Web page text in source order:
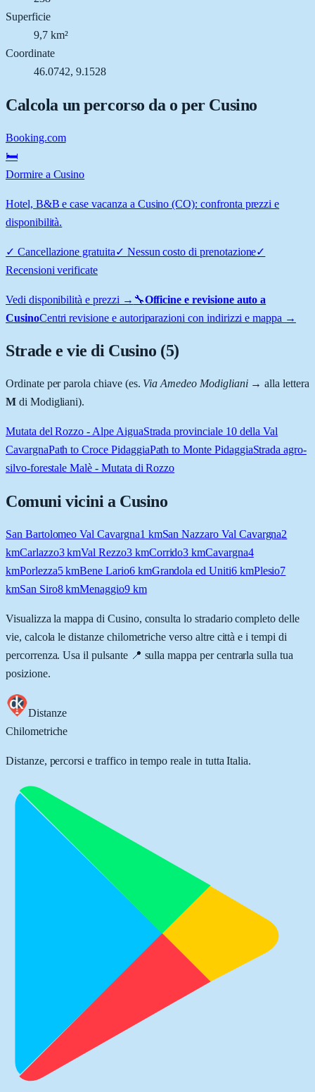
Superficie
9,7 km²
Coordinate
46.0742, 9.1528
Calcola un percorso da o per Cusino
Booking.com
🛏️
Dormire a Cusino
Hotel, B&B e case vacanza a Cusino (CO): confronta prezzi e
disponibilità.
✓ Cancellazione gratuita✓ Nessun costo di prenotazione✓
Recensioni verificate
Vedi disponibilità e prezzi → 🔧Officine e revisione auto a
CusinoCentri revisione e autoriparazioni con indirizzi e mappa →
Strade e vie di Cusino (5)
Ordinate per parola chiave (es. Via Amedeo Modigliani→ alla lettera
Mdi Modigliani).
Mutata del Rozzo - Alpe AiguaStrada provinciale 10 della Val
CavargnaPath to Croce PidaggiaPath to Monte PidaggiaStrada agro-
silvo-forestale Malè - Mutata di Rozzo
Comuni vicini a Cusino
San Bartolomeo Val Cavargna1 kmSan Nazzaro Val Cavargna2
kmCarlazzo3kmVal Rezzo3kmCorrido3 kmCavargna4
kmPorlezza5kmBene Lario6kmGrandola ed Uniti6kmPlesio7
kmSan Siro8kmMenaggio9km
Visualizza la mappa di Cusino, consulta lo stradario completo delle
vie, calcola le distanze chilometriche verso altre città e i tempi di
percorrenza. Usa il pulsante 📍 sulla mappa per centrarla sulla tua
posizione.
Distanze
Chilometriche
Distanze, percorsi e traffico in tempo reale in tutta Italia.